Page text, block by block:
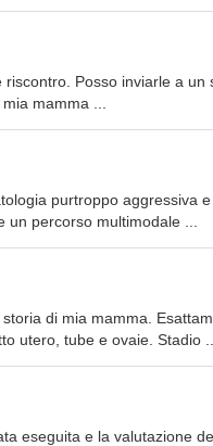
Posso inviarle a
mamma ...
purtroppo aggressiva
percorso multimodale ...
di mia mamma.
utero, tube e ovaie. Stadio ...
eseguita e la valutazione